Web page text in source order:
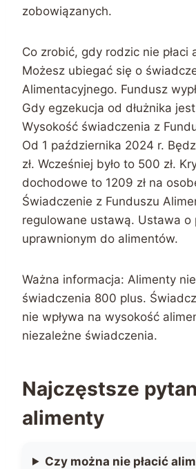
zobowiązanych.
Co zrobić, gdy rodzic nie płaci
Możesz ubiegać się o
Alimentacyjnego. Fundusz
Gdy egzekucja od dłużnika
Wysokość świadczenia z
Od 1 października 2024 r.
zł. Wcześniej było to 500 zł.
dochodowe to 1209 zł na
Świadczenie z Funduszu
regulowane ustawą. Ustawa o
uprawnionym do alimentów.
Ważna informacja: Alimenty
świadczenia 800 plus.
nie wpływa na wysokość
niezależne świadczenia.
Najczęstsze
alimenty
Czy można nie płacić